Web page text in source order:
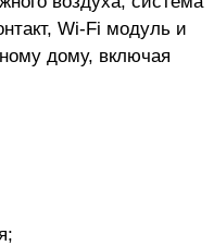
Wi-Fi модуль и
дому, включая